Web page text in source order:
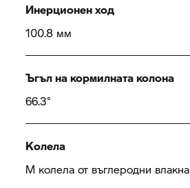
Инерционен ход
100.8 мм
Ъгъл на кормилната колона
66.3°
Колела
М колела от въглеродни влакна